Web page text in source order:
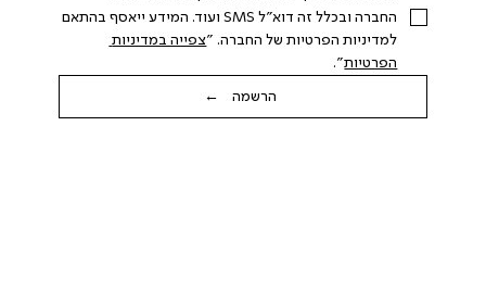
החברה ובכלל זה דוא"ל SMS ועוד. המידע ייאסף בהתאם
למדיניות הפרטיות של החברה. "
צפייה במדיניות
הפרטיות".
הרשמה ←